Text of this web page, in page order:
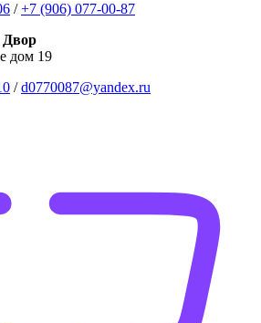
/+7 (906) 077-00-87
дом 19
/d0770087@yandex.ru